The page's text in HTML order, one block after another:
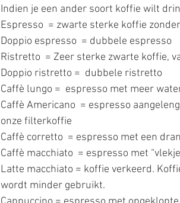
Indien je een ander soort koffie wilt
Espresso  = zwarte sterke koffie
Doppio espresso  = dubbele espresso
Ristretto  = Zeer sterke zwarte koffie,
Doppio ristretto =  dubbele ristretto
Caffè lungo =  espresso met meer
Caffè Americano  = espresso
onze filterkoffie
Caffè corretto  = espresso met een
Caffè macchiato  = espresso met
Latte macchiato = koffie verkeerd.
wordt minder gebruikt.